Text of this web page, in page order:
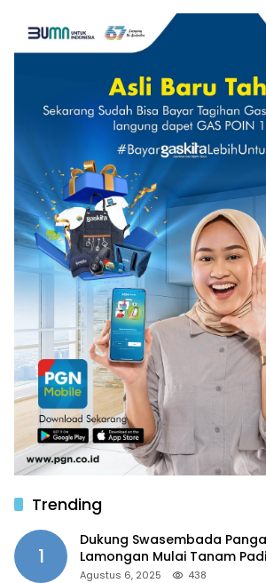
Trending
1
Dukung Swasembada
Lamongan Mulai Tanam
Agustus 6, 2025 438